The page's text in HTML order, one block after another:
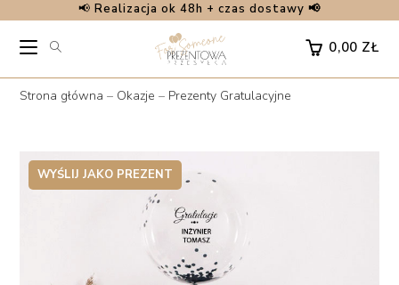
content
📢 Realizacja ok 48h + czas dostawy 📢
0,00 ZŁ
Strona główna – Okazje – Prezenty Gratulacyjne
WYŚLIJ JAKO PREZENT